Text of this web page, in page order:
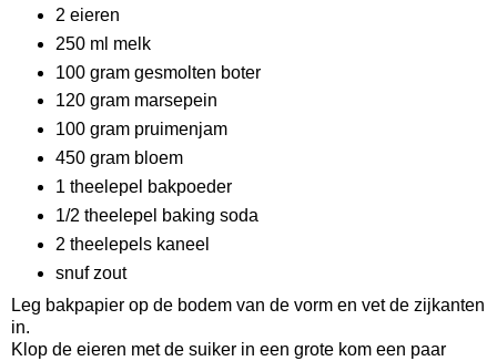
2 eieren
250 ml melk
100 gram gesmolten boter
120 gram marsepein
100 gram pruimenjam
450 gram bloem
1 theelepel bakpoeder
1/2 theelepel baking soda
2 theelepels kaneel
snuf zout
Leg bakpapier op de bodem van de vorm en vet de zijkanten
in.
Klop de eieren met de suiker in een grote kom een paar